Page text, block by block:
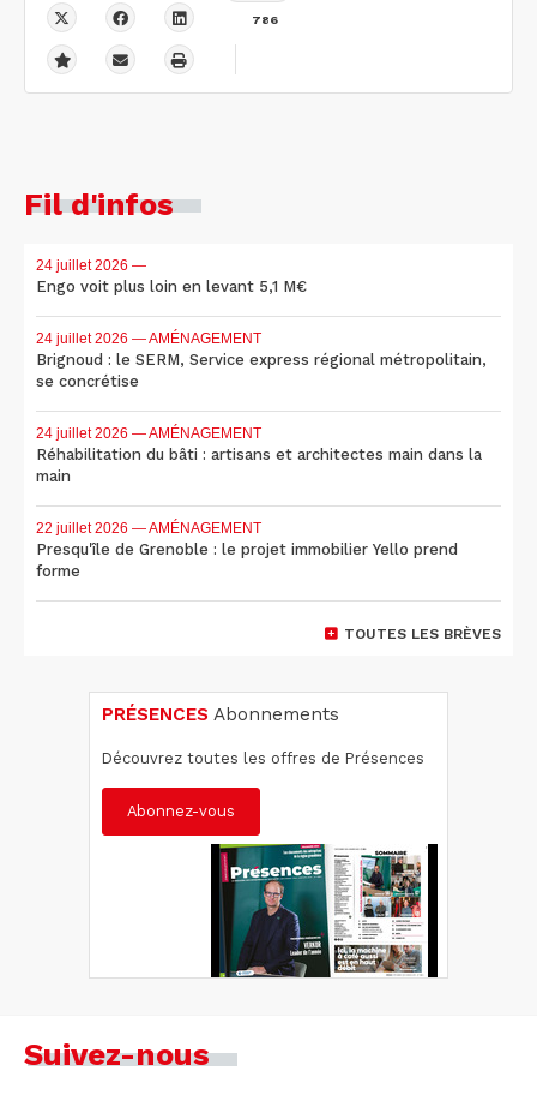
786
Fil d'infos
24 juillet 2026 —
Engo voit plus loin en levant 5,1 M€
24 juillet 2026 — AMÉNAGEMENT
Brignoud : le SERM, Service express régional métropolitain,
se concrétise
24 juillet 2026 — AMÉNAGEMENT
Réhabilitation du bâti : artisans et architectes main dans la
main
22 juillet 2026 — AMÉNAGEMENT
Presqu'île de Grenoble : le projet immobilier Yello prend
forme
TOUTES LES BRÈVES
PRÉSENCES Abonnements
Découvrez toutes les offres de Présences
Abonnez-vous
Suivez-nous